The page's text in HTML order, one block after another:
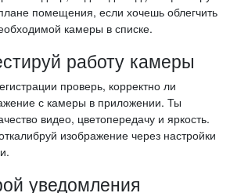
помещения, если хочешь облегчить
камеры в списке.
работу камеры
проверь, корректно ли
с камеры в приложении. Ты
видео, цветопередачу и яркость.
изображение через настройки
уведомления